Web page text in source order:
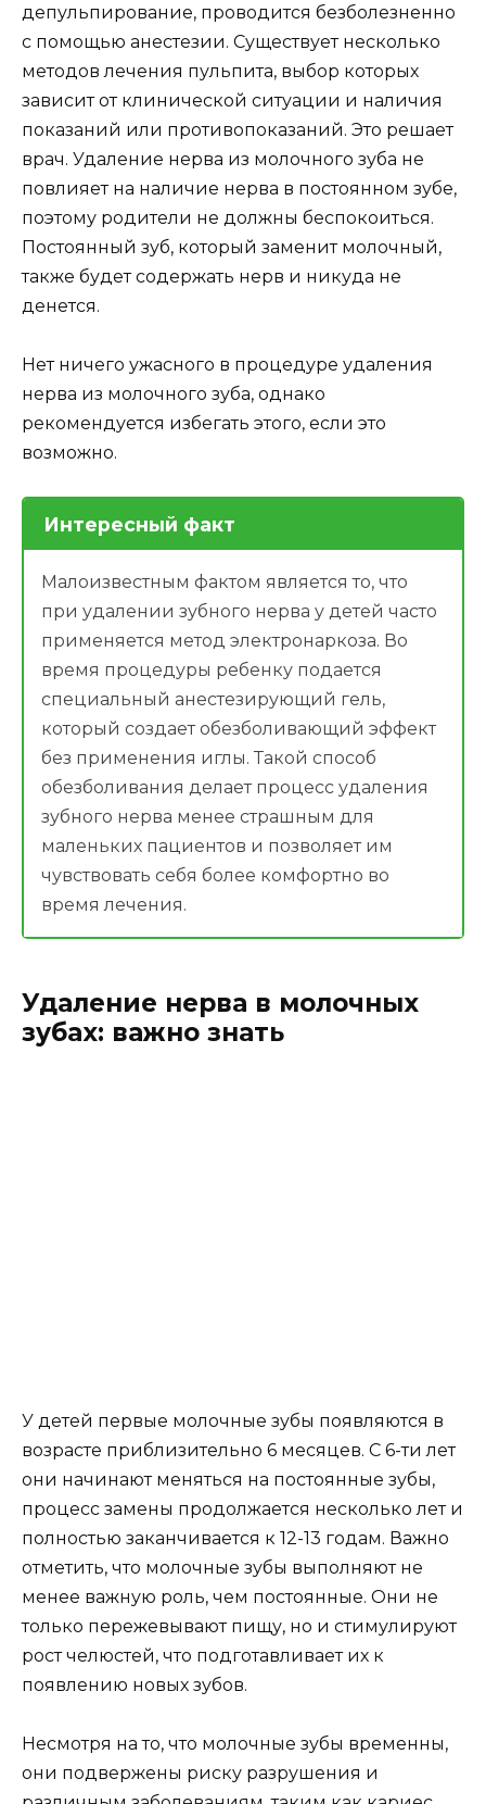
депульпирование, проводится безболезненно
с помощью анестезии. Существует несколько
методов лечения пульпита, выбор которых
зависит от клинической ситуации и наличия
показаний или противопоказаний. Это решает
врач. Удаление нерва из молочного зуба не
повлияет на наличие нерва в постоянном зубе,
поэтому родители не должны беспокоиться.
Постоянный зуб, который заменит молочный,
также будет содержать нерв и никуда не
денется.
Нет ничего ужасного в процедуре удаления
нерва из молочного зуба, однако
рекомендуется избегать этого, если это
возможно.
Интересный факт
Малоизвестным фактом является то, что
при удалении зубного нерва у детей часто
применяется метод электронаркоза. Во
время процедуры ребенку подается
специальный анестезирующий гель,
который создает обезболивающий эффект
без применения иглы. Такой способ
обезболивания делает процесс удаления
зубного нерва менее страшным для
маленьких пациентов и позволяет им
чувствовать себя более комфортно во
время лечения.
Удаление нерва в молочных
зубах: важно знать
Несмотря на то, что молочные зубы временны,
Поэтому необходимо обеспечивать
правильный и своевременный уход за ними,
аналогичный уходу за постоянными зубами у
правильного отношения к молочным зубам
детей, а не рассматривать их как
практически полностью схоже: они состоят из